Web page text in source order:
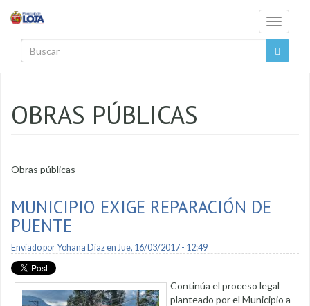
Toggle
OBRAS PÚBLICAS
Obras públicas
MUNICIPIO EXIGE REPARACIÓN DE
PUENTE
Enviado porYohana Diazen Jue, 16/03/2017 - 12:49
Continúa el proceso legal
planteado por el Municipio a